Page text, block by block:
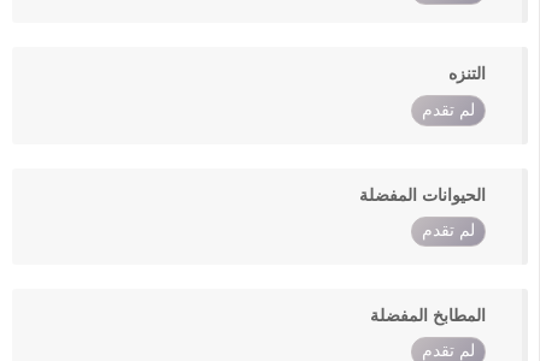
التنزه
لم تقدم
الحيوانات المفضلة
لم تقدم
المطابخ المفضلة
لم تقدم